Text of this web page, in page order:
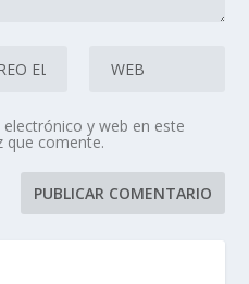
y web en este
que comente.